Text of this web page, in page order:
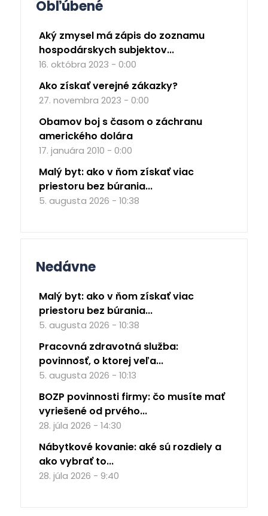
Obľúbené
Aký zmysel má zápis do zoznamu
hospodárskych subjektov...
16. októbra 2023 - 0:00
Ako získať verejné zákazky?
27. novembra 2023 - 0:00
Obamov boj s časom o záchranu
amerického dolára
17. januára 2010 - 0:00
Malý byt: ako v ňom získať viac
priestoru bez búrania...
5. augusta 2026 - 10:38
Nedávne
Malý byt: ako v ňom získať viac
priestoru bez búrania...
5. augusta 2026 - 10:38
Pracovná zdravotná služba:
povinnosť, o ktorej veľa...
5. augusta 2026 - 10:13
BOZP povinnosti firmy: čo musíte mať
vyriešené od prvého...
28. júla 2026 - 14:30
Nábytkové kovanie: aké sú rozdiely a
ako vybrať to...
28. júla 2026 - 9:40